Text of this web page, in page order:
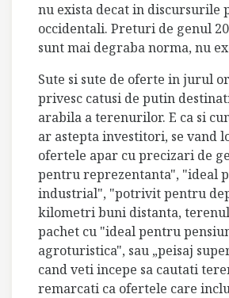
nu exista decat in discursurile
occidentali. Preturi de genul
sunt mai degraba norma, nu
Sute si sute de oferte in jurul
privesc catusi de putin
arabila a terenurilor. E ca si
ar astepta investitori, se vand
ofertele apar cu precizari de
pentru reprezentanta", "ideal
industrial", "potrivit pentru
kilometri buni distanta, terenul
pachet cu "ideal pentru
agroturistica", sau „peisaj
cand veti incepe sa cautati
remarcati ca ofertele care